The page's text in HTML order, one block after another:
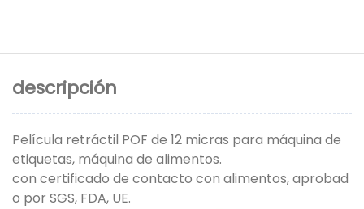
descripción
Película retráctil POF de 12 micras para máquina de
etiquetas, máquina de alimentos.
con certificado de contacto con alimentos, aprobad
o por SGS, FDA, UE.